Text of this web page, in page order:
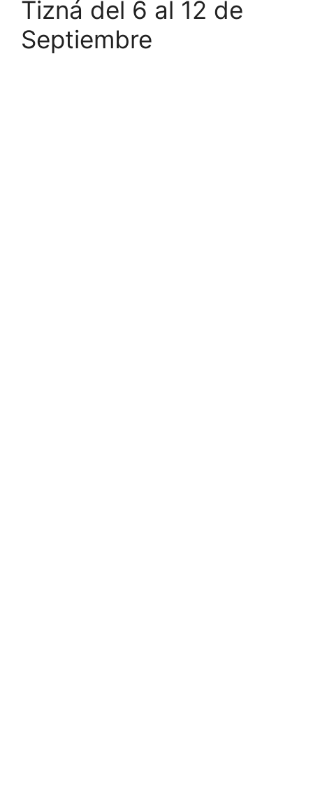
Tizná del 6 al 12 de
Septiembre